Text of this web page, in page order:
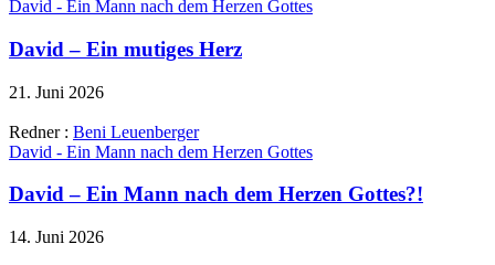
David - Ein Mann nach dem Herzen Gottes
David – Ein mutiges Herz
21. Juni 2026
Redner : Beni Leuenberger
David - Ein Mann nach dem Herzen Gottes
David – Ein Mann nach dem Herzen Gottes?!
14. Juni 2026